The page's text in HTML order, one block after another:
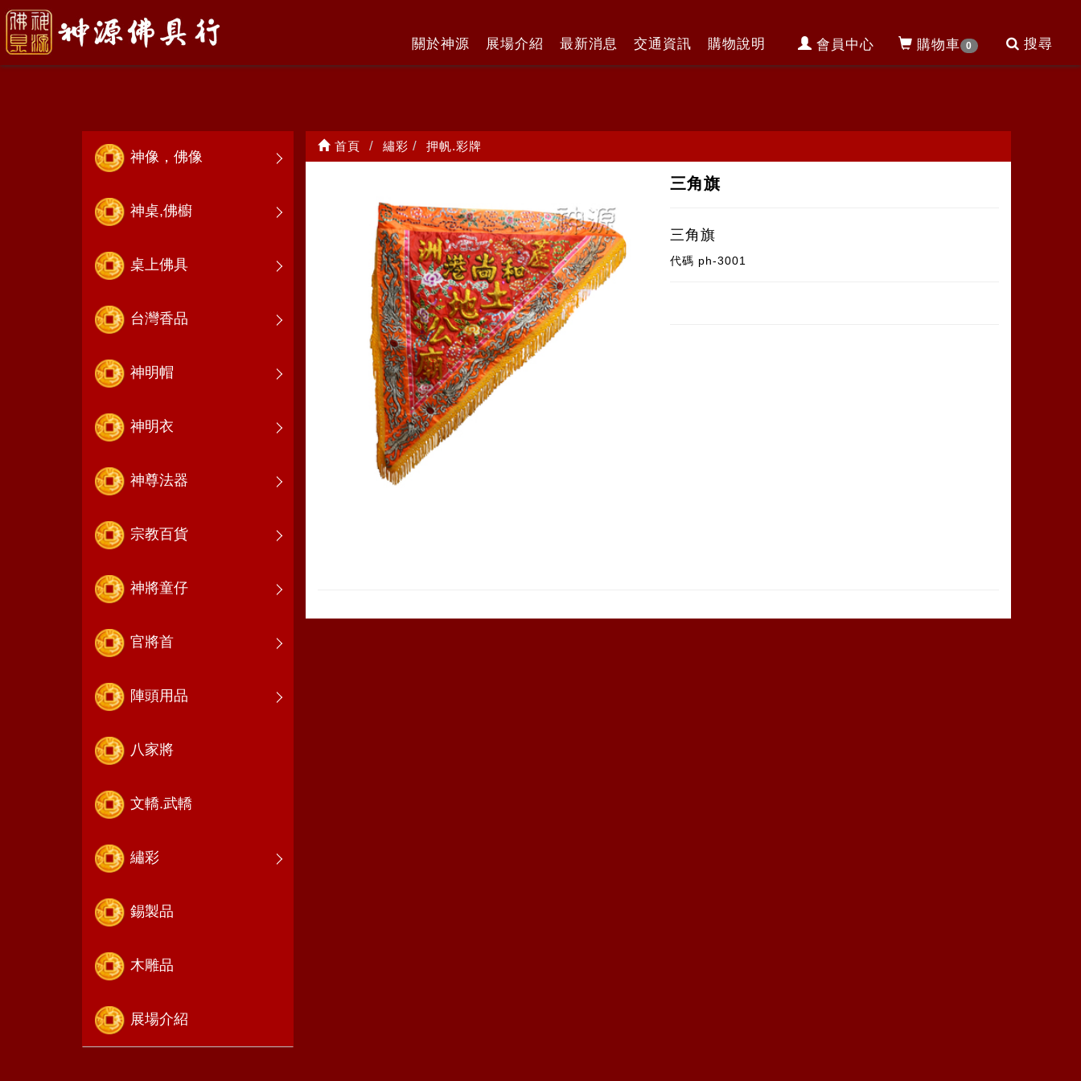
會員中心 購物車 0 搜尋
關於神源 展場介紹 最新消息 交通資訊 購物說明
押帆.彩牌
神像，佛像
神桌,佛櫥
桌上佛具
台灣香品
神明帽
神明衣
神尊法器
宗教百貨
神將童仔
官將首
陣頭用品
八家將
文轎.武轎
繡彩
錫製品
木雕品
展場介紹
首頁 繡彩 押帆.彩牌
三角旗
三角旗
代碼 ph-3001